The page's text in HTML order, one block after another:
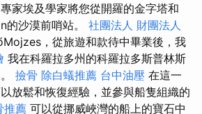
家埃及學家將您從開羅的金字塔和
的沙漠前哨站。 社團法人 財團法人
，從旅遊和款待中畢業後，我
我在科羅拉多州的科羅拉多斯普林斯
撿骨 除白蟻推薦 台中油壓 在這一
放鬆和恢復經驗，並參與船隻組織的
推薦 可以從挪威峽灣的船上的寶石中